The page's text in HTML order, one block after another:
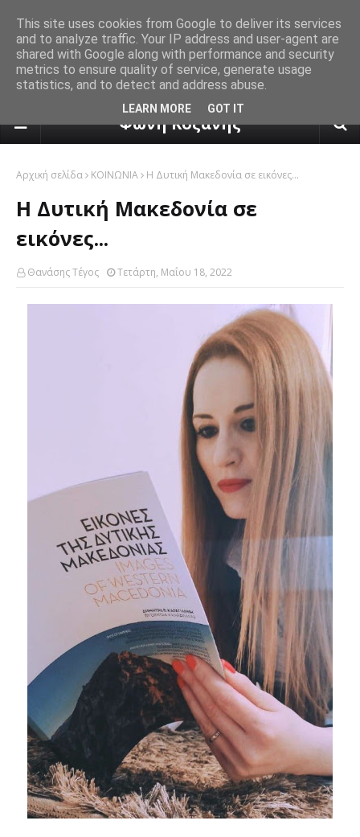
πρόγνωση καιρού από το
Φωνή Κοζάνης
Αρχική σελίδα ΚΟΙΝΩΝΙΑ Η Δυτική Μακεδονία σε εικόνες...
Η Δυτική Μακεδονία σε
εικόνες...
Θανάσης Τέγος Τετάρτη, Μαΐου 18, 2022
This site uses cookies from Google to deliver its services
and to analyze traffic. Your IP address and user-agent are
shared with Google along with performance and security
metrics to ensure quality of service, generate usage
statistics, and to detect and address abuse.
LEARN MORE GOT IT